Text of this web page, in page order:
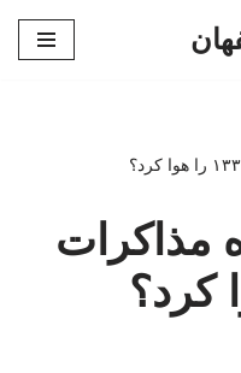
مذاکرات